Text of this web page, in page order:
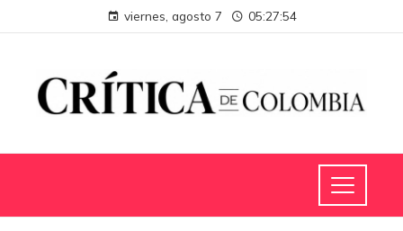
viernes, agosto 7 05:27:54